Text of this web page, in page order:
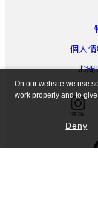
個人
お問
On our website we use
work properly and to
Deny